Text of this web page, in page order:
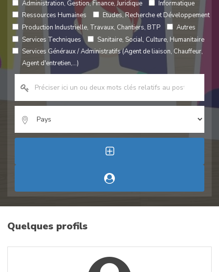
Administration, Gestion, Finance, Juridique
Informatique
Ressources Humaines
Etudes, Recherche et Développement
Production Industrielle, Travaux, Chantiers, BTP
Autres
Services Techniques
Sanitaire, Social, Culture, Humanitaire
Services Généraux / Administratifs (Agent de liaison, Chauffeur,
Agent d'entretien,...)
Quelques profils